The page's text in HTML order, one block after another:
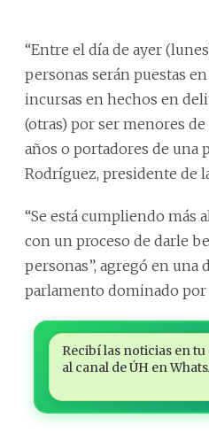
“Entre el día de ayer
personas serán puestas
incursas en hechos en
(otras) por ser menores
años o portadores de una
Rodríguez, presidente de
“Se está cumpliendo más
con un proceso de darle
personas”, agregó en una
parlamento dominado por
Recibí las noticias en
al canal de ÚH en